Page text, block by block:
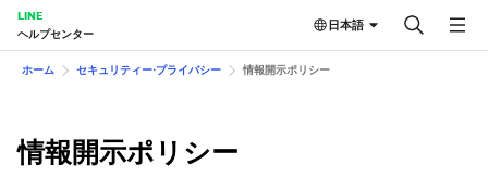
LINE
ヘルプセンター
日本語
ホーム セキュリティー⋅プライバシー 情報開示ポリシー
情報開示ポリシー